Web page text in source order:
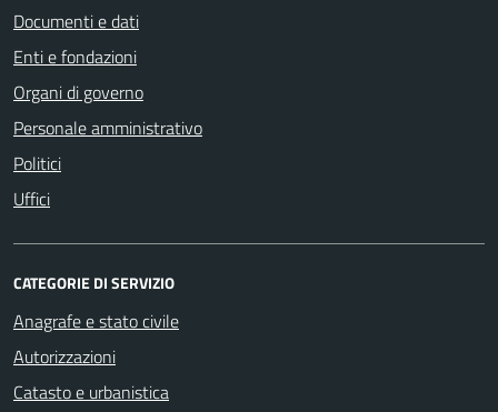
Documenti e dati
Enti e fondazioni
Organi di governo
Personale amministrativo
Politici
Uffici
CATEGORIE DI SERVIZIO
Anagrafe e stato civile
Autorizzazioni
Catasto e urbanistica